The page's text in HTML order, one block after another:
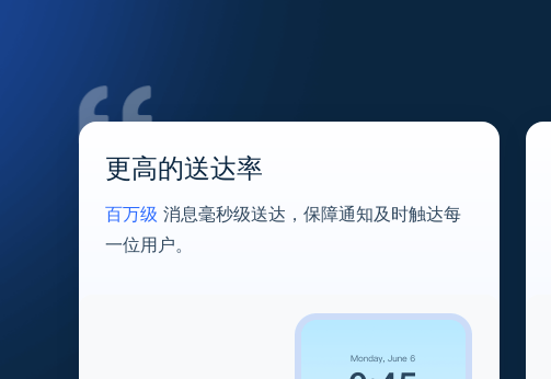
更高的送达率
百万级 消息毫秒级送达，保障通知及时触达每
一位用户。